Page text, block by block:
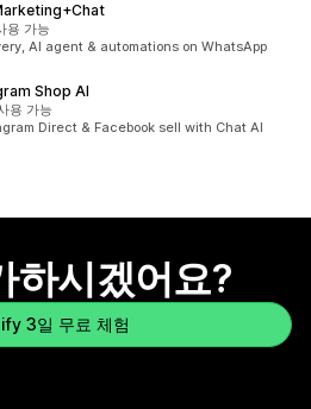
용 가능
AI agent & automations on WhatsApp
Shop AI
용 가능
Direct & Facebook sell with Chat AI
하시겠어요?
3일 무료 체험